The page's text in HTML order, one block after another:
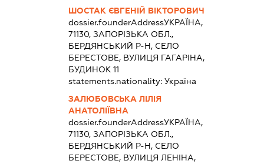
ШОСТАК ЄВГЕНІЙ ВІКТОРОВИЧ
dossier.founderAddressУКРАЇНА,
71130, ЗАПОРІЗЬКА ОБЛ.,
БЕРДЯНСЬКИЙ Р-Н, СЕЛО
БЕРЕСТОВЕ, ВУЛИЦЯ ГАГАРІНА,
БУДИНОК 11
statements.nationality:Україна
ЗАЛЮБОВСЬКА ЛІЛІЯ
АНАТОЛІЇВНА
dossier.founderAddressУКРАЇНА,
71130, ЗАПОРІЗЬКА ОБЛ.,
БЕРДЯНСЬКИЙ Р-Н, СЕЛО
БЕРЕСТОВЕ, ВУЛИЦЯ ЛЕНІНА,